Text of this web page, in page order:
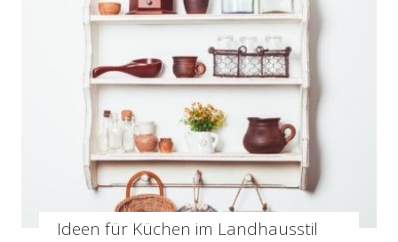
Ideen für Küchen im Landhausstil